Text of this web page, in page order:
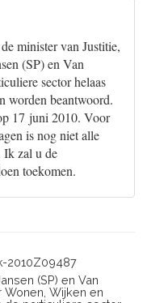
minister van Justitie,
(SP) en Van
sector helaas
worden beantwoord.
17 juni 2010. Voor
is nog niet alle
Ik zal u de
toekomen.
2010Z09487
(SP) en Van
Wonen, Wijken en